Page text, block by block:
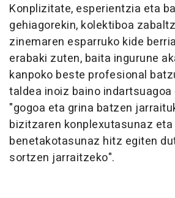
Konplizitate, esperientzia eta
gehiagorekin, kolektiboa
zinemaren esparruko kide
erabaki zuten, baita ingurune
kanpoko beste profesional
taldea inoiz baino
"gogoa eta grina batzen
bizitzaren konplexutasunaz eta
benetakotasunaz hitz egiten
sortzen jarraitzeko".